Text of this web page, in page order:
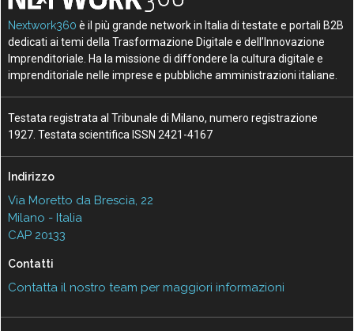
Nextwork360 è il più grande network in Italia di testate e portali B2B
dedicati ai temi della Trasformazione Digitale e dell’Innovazione
Imprenditoriale. Ha la missione di diffondere la cultura digitale e
imprenditoriale nelle imprese e pubbliche amministrazioni italiane.
Testata registrata al Tribunale di Milano, numero registrazione
1927. Testata scientifica ISSN 2421-4167
Indirizzo
Via Moretto da Brescia, 22
Milano - Italia
CAP 20133
Contatti
Contatta il nostro team per maggiori informazioni